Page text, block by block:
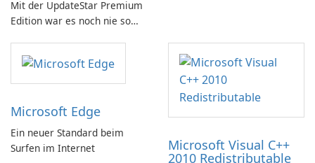
Mit der UpdateStar Premium
Edition war es noch nie so
halten!
Microsoft Edge
Ein neuer Standard beim
Surfen im Internet
Microsoft Visual C++
2010 Redistributable